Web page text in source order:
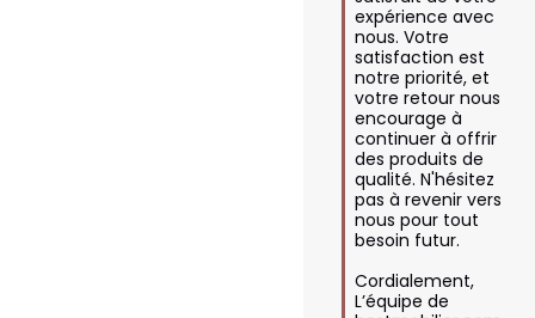
expérience avec
nous. Votre
satisfaction est
notre priorité, et
votre retour nous
encourage à
continuer à offrir
des produits de
qualité. N'hésitez
pas à revenir vers
nous pour tout
besoin futur.
Cordialement,
L’équipe de